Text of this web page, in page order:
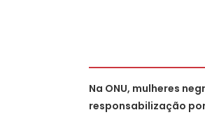
Na ONU, mulheres
responsabilização